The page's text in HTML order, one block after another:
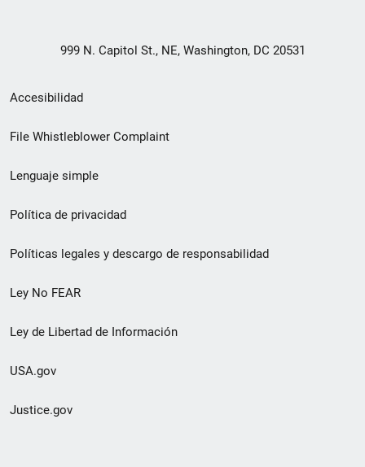
999 N. Capitol St., NE, Washington, DC 20531
Menú
de
de
pie
de
página
Accesibilidad
File Whistleblower Complaint
Lenguaje simple
Política de privacidad
Políticas legales y descargo de responsabilidad
Ley No FEAR
Ley de Libertad de Información
USA.gov
Justice.gov